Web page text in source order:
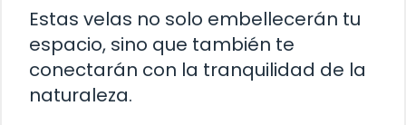
Estas velas no solo embellecerán tu
espacio, sino que también te
conectarán con la tranquilidad de la
naturaleza.